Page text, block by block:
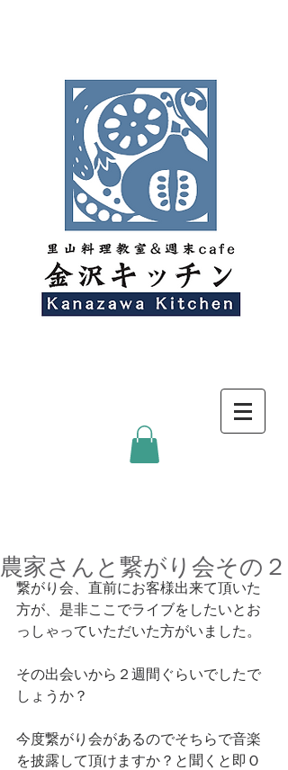
農家さんと繋がり会その２
繋がり会、直前にお客様出来て頂いた
方が、是非ここでライブをしたいとお
っしゃっていただいた方がいました。
その出会いから２週間ぐらいでしたで
しょうか？
今度繋がり会があるのでそちらで音楽
を披露して頂けますか？と聞くと即Ｏ